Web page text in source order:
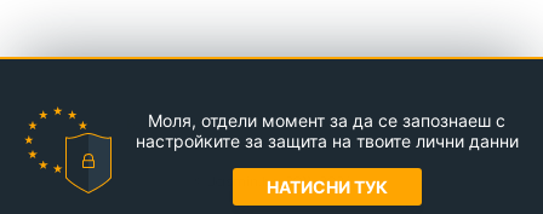
Контакти За нас Реклама
© Jasmin.bg 2011-2026
Моля, отдели момент за да се запознаеш с
настройките за защита на твоите лични данни
НАТИСНИ ТУК